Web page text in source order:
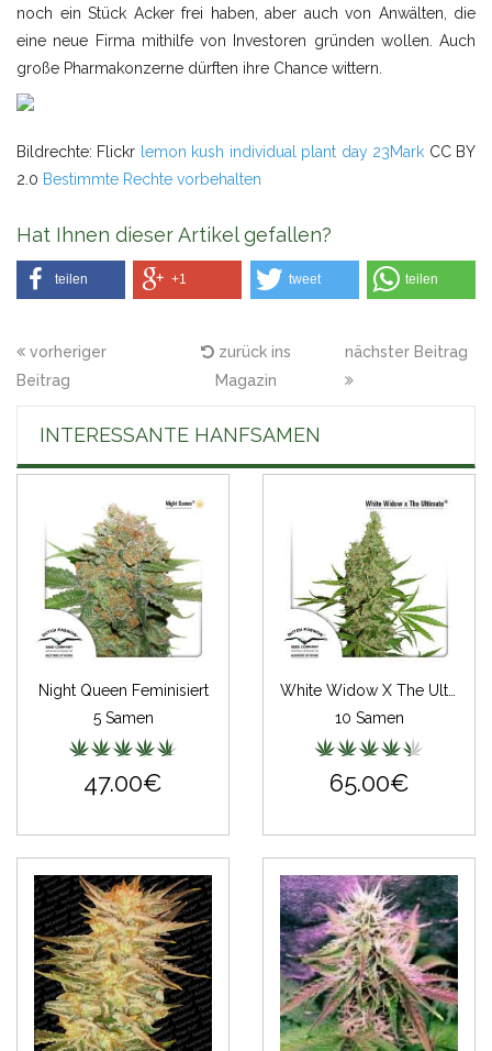
noch ein Stück Acker frei haben, aber auch von Anwälten, die
eine neue Firma mithilfe von Investoren gründen wollen. Auch
große Pharmakonzerne dürften ihre Chance wittern.
Bildrechte: Flickr lemon kush individual plant day 23Mark CC BY
2.0 Bestimmte Rechte vorbehalten
Hat Ihnen dieser Artikel gefallen?
teilen +1 tweet teilen
vorheriger
Beitrag
zurück ins
Magazin
nächster Beitrag
INTERESSANTE HANFSAMEN
Night Queen Feminisiert
5 Samen
47.00€
10 Samen
65.00€